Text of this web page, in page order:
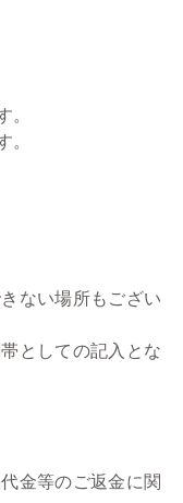
。
。
ない場所もござい
としての記入とな
金等のご返金に関